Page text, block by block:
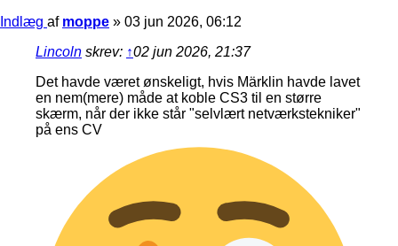
Indlæg af moppe » 03 jun 2026, 06:12
Lincoln skrev: ↑02 jun 2026, 21:37
Det havde været ønskeligt, hvis Märklin havde lavet
en nem(mere) måde at koble CS3 til en større
skærm, når der ikke står "selvlært netværkstekniker"
på ens CV